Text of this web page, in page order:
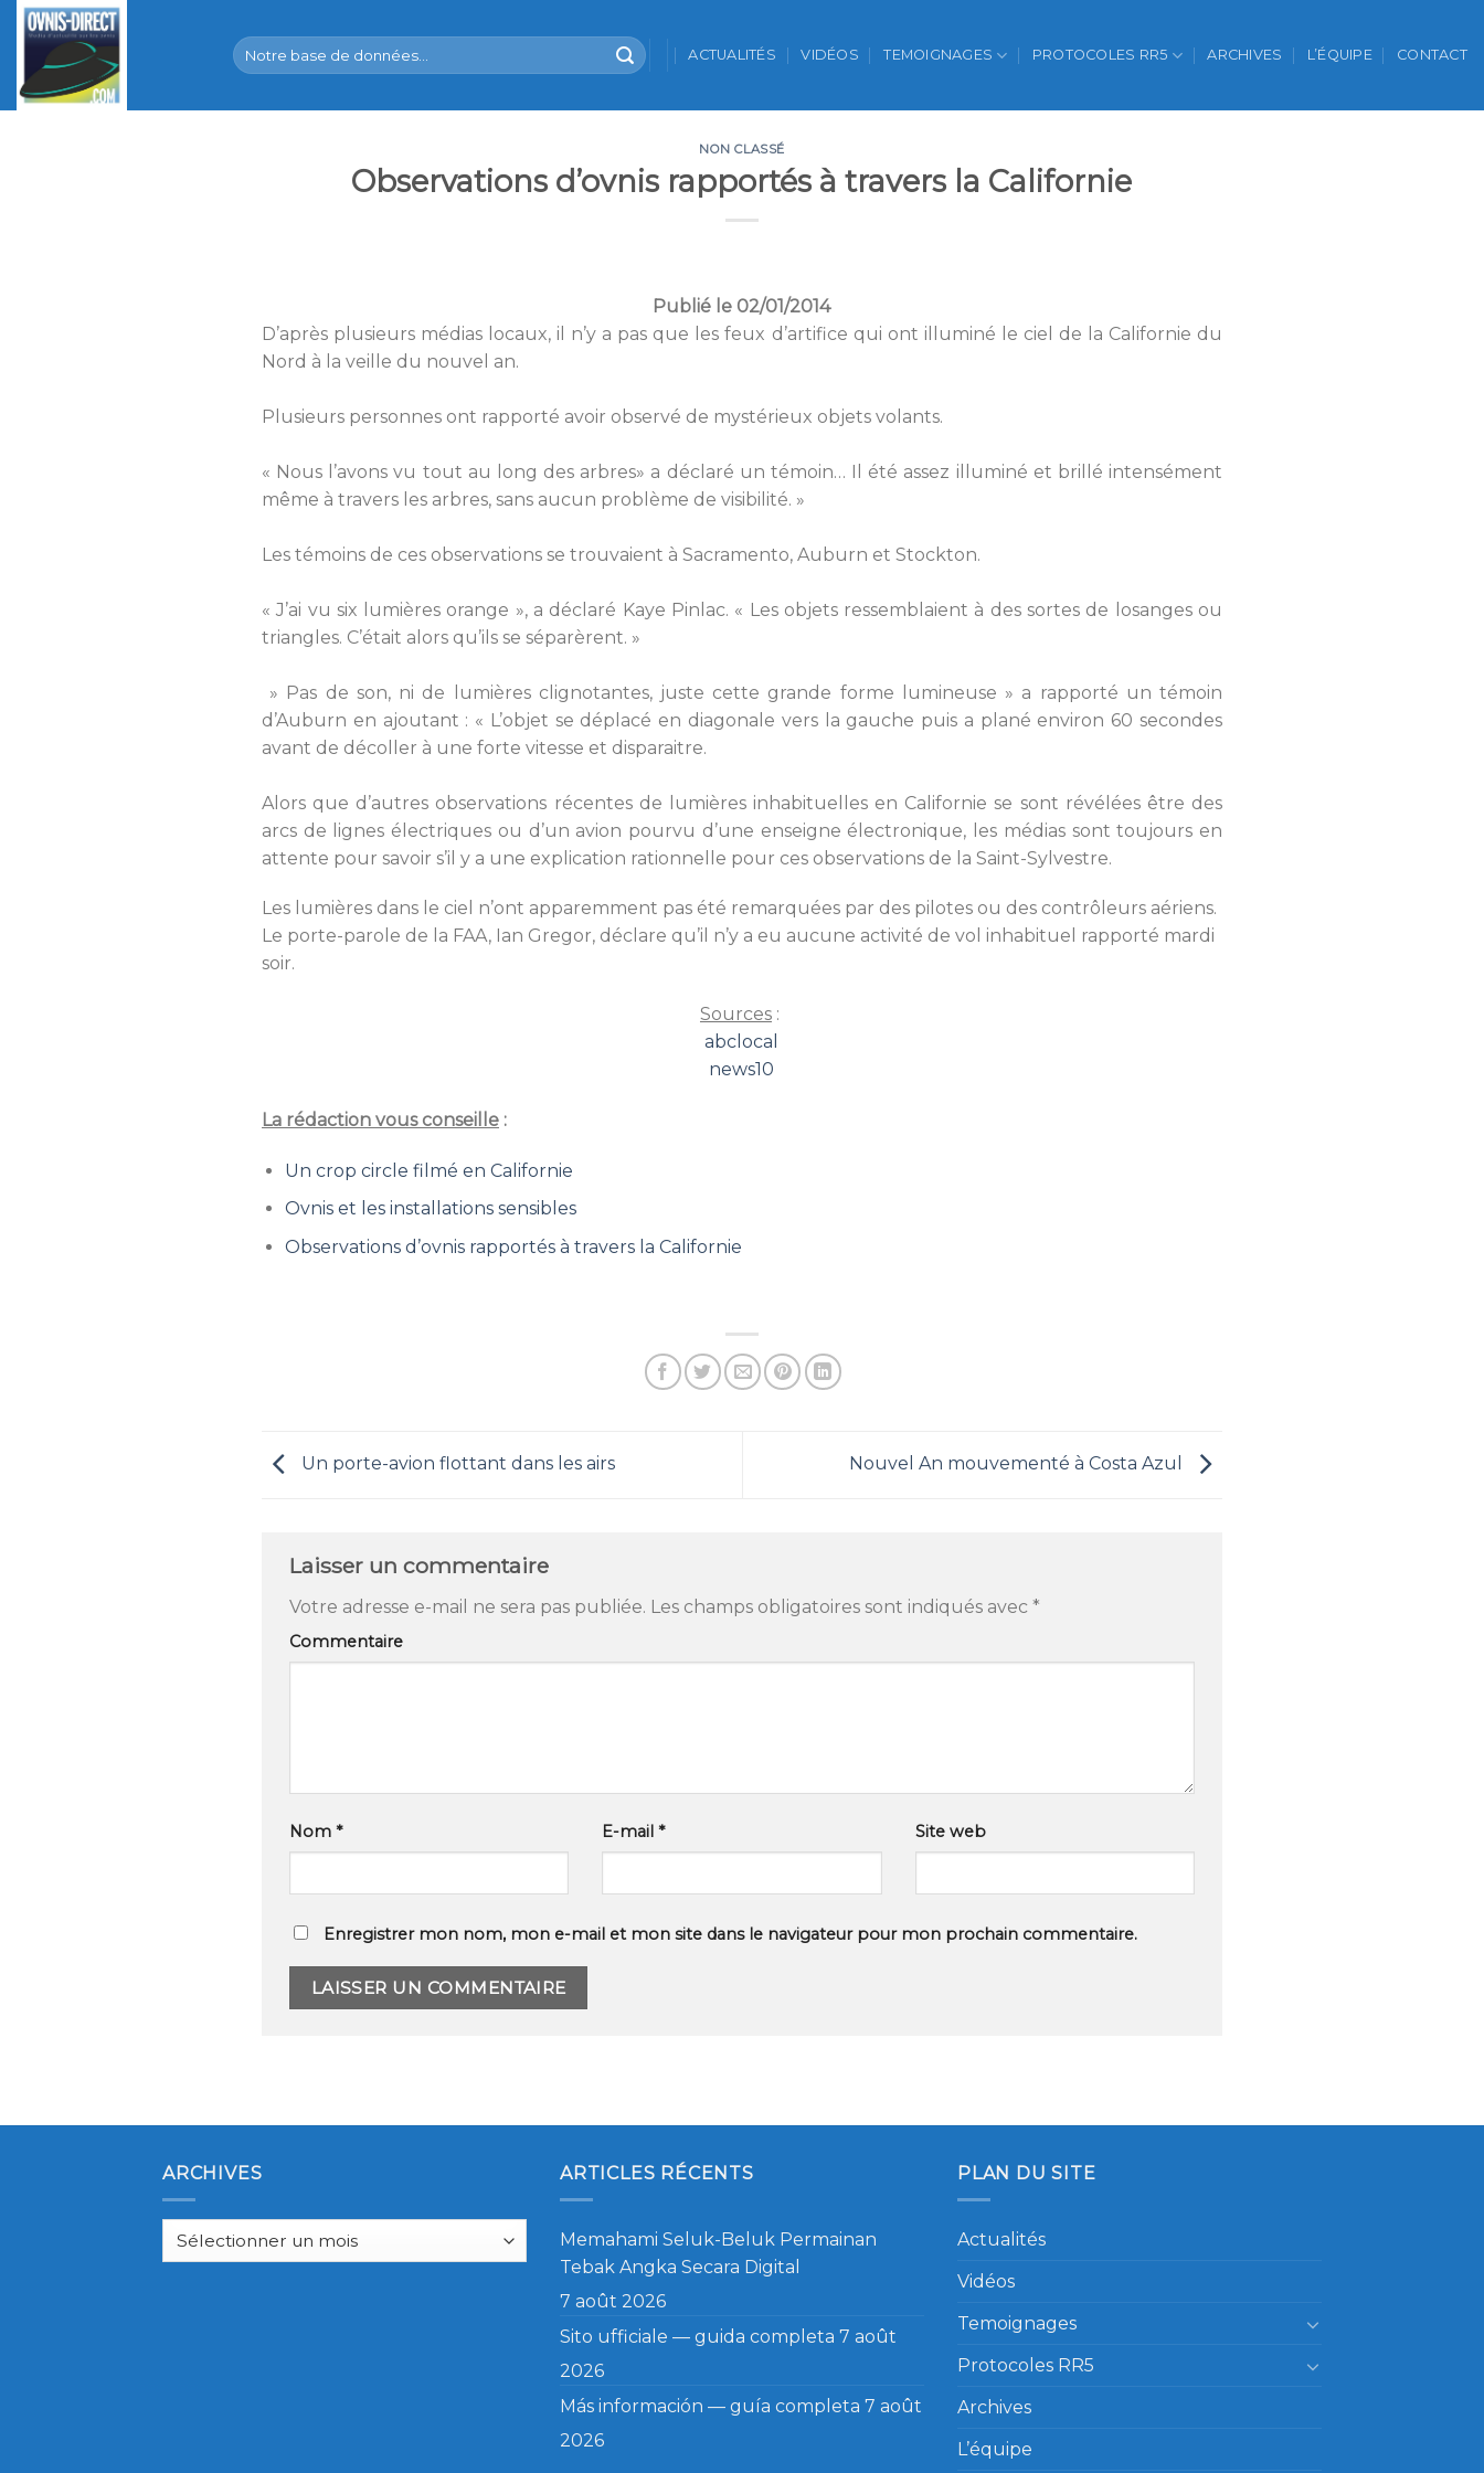
Skip
content
ACTUALITÉS VIDÉOS TEMOIGNAGES PROTOCOLES RR5 ARCHIVES L’ÉQUIPE CONTACT
NON CLASSÉ
Observations d’ovnis rapportés à travers la Californie
Publié le 02/01/2014
D’après plusieurs médias locaux, il n’y a pas que les feux d’artifice qui ont illuminé le ciel de la Californie du
Nord à la veille du nouvel an.
Plusieurs personnes ont rapporté avoir observé de mystérieux objets volants.
« Nous l’avons vu tout au long des arbres» a déclaré un témoin… Il été assez illuminé et brillé intensément
même à travers les arbres, sans aucun problème de visibilité. »
Les témoins de ces observations se trouvaient à Sacramento, Auburn et Stockton.
« J’ai vu six lumières orange », a déclaré Kaye Pinlac. « Les objets ressemblaient à des sortes de losanges ou
triangles. C’était alors qu’ils se séparèrent. »
» Pas de son, ni de lumières clignotantes, juste cette grande forme lumineuse » a rapporté un témoin
d’Auburn en ajoutant : « L’objet se déplacé en diagonale vers la gauche puis a plané environ 60 secondes
avant de décoller à une forte vitesse et disparaitre.
Alors que d’autres observations récentes de lumières inhabituelles en Californie se sont révélées être des
arcs de lignes électriques ou d’un avion pourvu d’une enseigne électronique, les médias sont toujours en
attente pour savoir s’il y a une explication rationnelle pour ces observations de la Saint-Sylvestre.
Les lumières dans le ciel n’ont apparemment pas été remarquées par des pilotes ou des contrôleurs aériens.
Le porte-parole de la FAA, Ian Gregor, déclare qu’il n’y a eu aucune activité de vol inhabituel rapporté mardi
soir.
Sources:
abclocal
news10
La rédaction vous conseille :
Un crop circle filmé en Californie
Ovnis et les installations sensibles
Observations d’ovnis rapportés à travers la Californie
Un porte-avion flottant dans les airs Nouvel An mouvementé à Costa Azul
Laisser un commentaire
Votre adresse e-mail ne sera pas publiée. Les champs obligatoires sont indiqués avec *
Commentaire
Nom * E-mail* Site web
Enregistrer mon nom, mon e-mail et mon site dans le navigateur pour mon prochain commentaire.
ARCHIVES
Archives
ARTICLES RÉCENTS
Memahami Seluk-Beluk Permainan
Tebak Angka Secara Digital
7 août 2026
Sito ufficiale — guida completa 7 août
2026
Más información — guía completa 7 août
2026
PLAN DU SITE
Actualités
Vidéos
Temoignages
Protocoles RR5
Archives
L’équipe